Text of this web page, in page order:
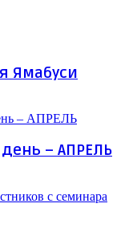
Ямабуси
– АПРЕЛЬ